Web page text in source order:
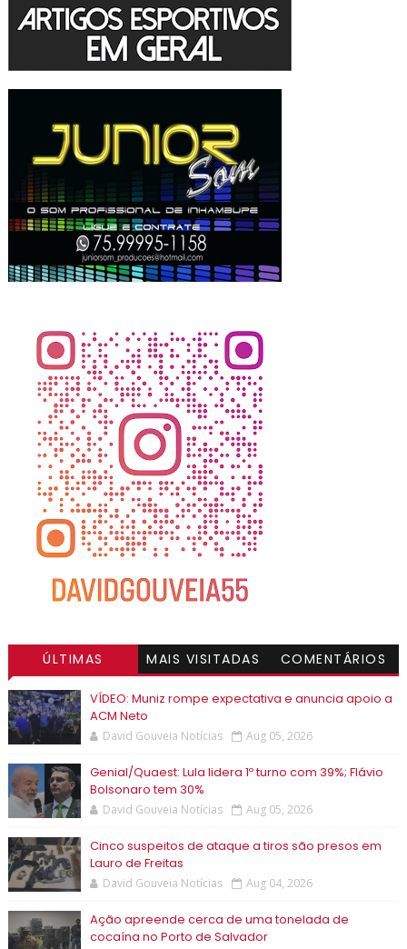
ÚLTIMAS MAIS VISITADAS COMENTÁRIOS
VÍDEO: Muniz rompe expectativa e anuncia apoio a
ACM Neto
David Gouveia Notícias Aug 05, 2026
Genial/Quaest: Lula lidera 1º turno com 39%; Flávio
Bolsonaro tem 30%
David Gouveia Notícias Aug 05, 2026
Cinco suspeitos de ataque a tiros são presos em
Lauro de Freitas
David Gouveia Notícias Aug 04, 2026
Ação apreende cerca de uma tonelada de
cocaína no Porto de Salvador